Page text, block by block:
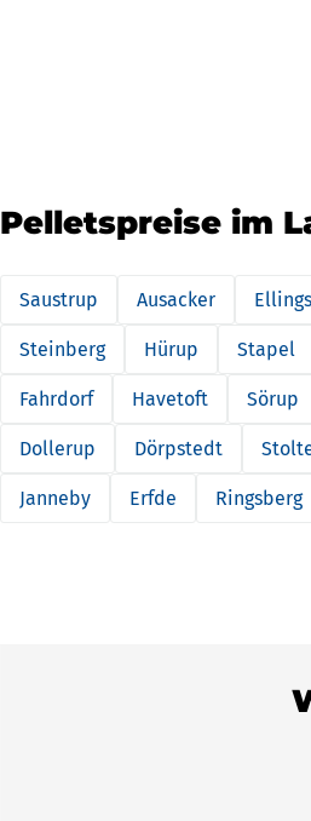
Pelletspreise im
Saustrup Ausacker
Steinberg Hürup Stapel
Fahrdorf Havetoft Sörup
Dollerup Dörpstedt
Janneby Erfde Ringsberg